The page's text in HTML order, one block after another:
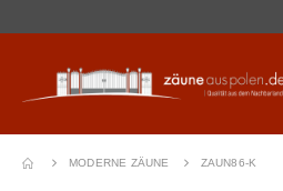
MODERNE ZÄUNE ZAUN86-K